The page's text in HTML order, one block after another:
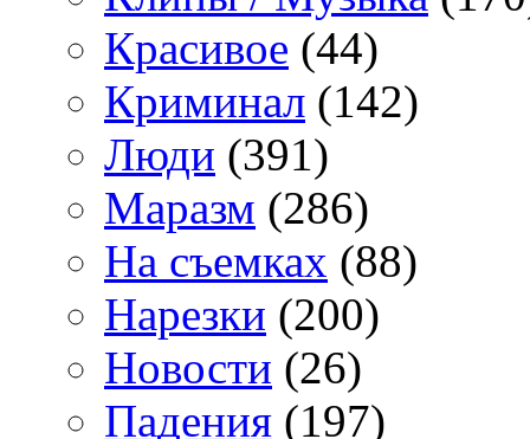
Красивое (44)
Криминал (142)
Люди (391)
Маразм (286)
На съемках (88)
Нарезки (200)
Новости (26)
Падения (197)